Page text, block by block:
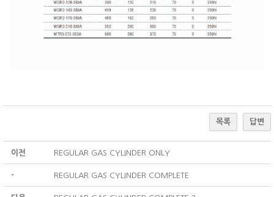
목록 답변
이전 REGULAR GAS CYLINDER ONLY
- REGULAR GAS CYLINDER COMPLETE